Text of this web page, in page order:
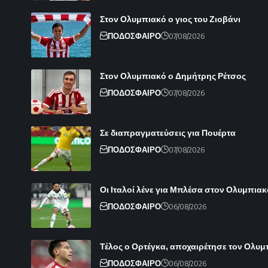
Στον Ολυμπιακό ο γιος του Ζιοβάνι
ΠΟΔΟΣΦΑΙΡΟ 07/08/2026
Στον Ολυμπιακό ο Δημήτρης Ρέτσος
ΠΟΔΟΣΦΑΙΡΟ 07/08/2026
Σε διαπραγματεύσεις για Πουέρτα
ΠΟΔΟΣΦΑΙΡΟ 07/08/2026
Οι Ιταλοί λένε για Μπλέσα στον
ΠΟΔΟΣΦΑΙΡΟ 06/08/2026
Τέλος ο Ορτέγκα, αποχαιρέτησε τον
ΠΟΔΟΣΦΑΙΡΟ 06/08/2026